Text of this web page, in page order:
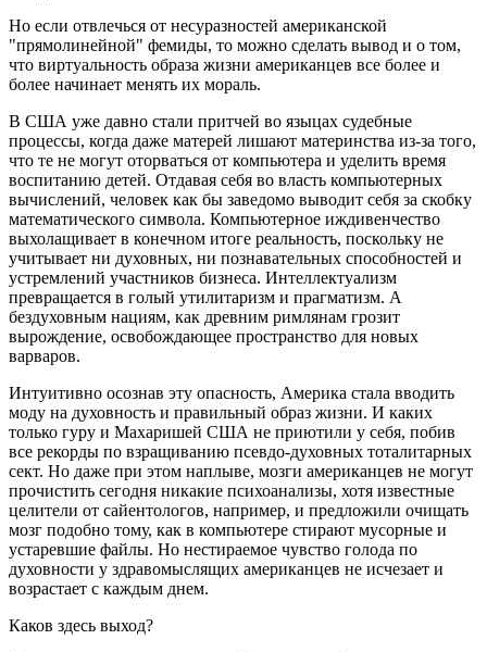
Но если отвлечься от несуразностей американской
"прямолинейной" фемиды, то можно сделать вывод и о том,
что виртуальность образа жизни американцев все более и
более начинает менять их мораль.
В США уже давно стали притчей во языцах судебные
процессы, когда даже матерей лишают материнства из-за того,
что те не могут оторваться от компьютера и уделить время
воспитанию детей. Отдавая себя во власть компьютерных
вычислений, человек как бы заведомо выводит себя за скобку
математического символа. Компьютерное иждивенчество
выхолащивает в конечном итоге реальность, поскольку не
учитывает ни духовных, ни познавательных способностей и
устремлений участников бизнеса. Интеллектуализм
превращается в голый утилитаризм и прагматизм. А
бездуховным нациям, как древним римлянам грозит
вырождение, освобождающее пространство для новых
варваров.
Интуитивно осознав эту опасность, Америка стала вводить
моду на духовность и правильный образ жизни. И каких
только гуру и Махаришей США не приютили у себя, побив
все рекорды по взращиванию псевдо-духовных тоталитарных
сект. Но даже при этом наплыве, мозги американцев не могут
прочистить сегодня никакие психоанализы, хотя известные
целители от сайентологов, например, и предложили очищать
мозг подобно тому, как в компьютере стирают мусорные и
устаревшие файлы. Но нестираемое чувство голода по
духовности у здравомыслящих американцев не исчезает и
возрастает с каждым днем.
Каков здесь выход?